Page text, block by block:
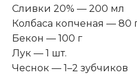
Сливки 20% — 200 мл
Колбаса копченая — 80
Бекон — 100 г
Лук — 1 шт.
Чеснок — 1–2 зубчиков